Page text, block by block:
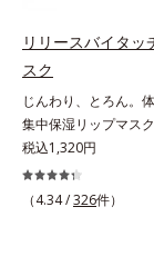
効果で目元の巡りを
乾燥をケアして目元
にワイルドタイムエ
キメを整え、ブライ
ター(*6)が光をコン
元のくすみを払い、透
元へ整えます。メイク
ＯＫだから、メイク
イライト効果も。お
リリースバイタッ
スク
じんわり、とろん。
集中保湿リップマス
と塗りでやわらかな唇
リップマスクです。バ
固めのテクスチャー
成分配合で、乾燥に
税込1,320円
（4.34 /326件）